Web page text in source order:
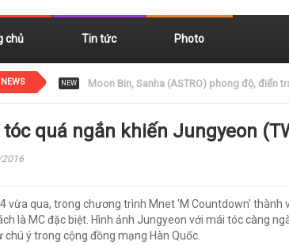
chủ Tin tức Photo
NEW Jennie (BLACKPINK) xinh đẹp trong loạt
tóc quá ngắn khiến Jungyeon
vừa qua, trong chương trình Mnet 'M Countdown' thành
là MC đặc biệt. Hình ảnh Jungyeon với mái tóc càng
chú ý trong cộng đồng mạng Hàn Quốc.